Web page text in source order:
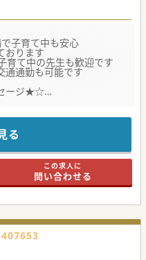
子育て中も安心
おります
て中の先生も歓迎です
通勤も可能です
ージ★☆
設等を運営しており、訪問
すので、小さなお子様をお
る
この求人に
問い合わせる
407653